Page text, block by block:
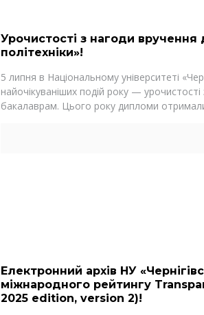
Урочистості з нагоди вручення
політехніки»!
5 липня в Національному університеті
найочікуваніших подій року —
бакалаврам. Цього року дипломи
Електронний архів НУ
міжнародного рейтингу
2025 edition, version 2)!